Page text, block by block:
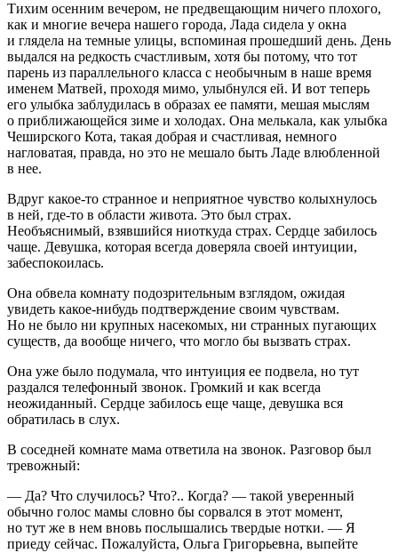
Тихим осенним вечером, не предвещающим ничего плохого,
как и многие вечера нашего города, Лада сидела у окна
и глядела на темные улицы, вспоминая прошедший день. День
выдался на редкость счастливым, хотя бы потому, что тот
парень из параллельного класса с необычным в наше время
именем Матвей, проходя мимо, улыбнулся ей. И вот теперь
его улыбка заблудилась в образах ее памяти, мешая мыслям
о приближающейся зиме и холодах. Она мелькала, как улыбка
Чеширского Кота, такая добрая и счастливая, немного
нагловатая, правда, но это не мешало быть Ладе влюбленной
в нее.
Вдруг какое-то странное и неприятное чувство колыхнулось
в ней, где-то в области живота. Это был страх.
Необъяснимый, взявшийся ниоткуда страх. Сердце забилось
чаще. Девушка, которая всегда доверяла своей интуиции,
забеспокоилась.
Она обвела комнату подозрительным взглядом, ожидая
увидеть какое-нибудь подтверждение своим чувствам.
Но не было ни крупных насекомых, ни странных пугающих
существ, да вообще ничего, что могло бы вызвать страх.
Она уже было подумала, что интуиция ее подвела, но тут
раздался телефонный звонок. Громкий и как всегда
неожиданный. Сердце забилось еще чаще, девушка вся
обратилась в слух.
В соседней комнате мама ответила на звонок. Разговор был
тревожный:
— Да? Что случилось? Что?.. Когда? — такой уверенный
обычно голос мамы словно бы сорвался в этот момент,
но тут же в нем вновь послышались твердые нотки. — Я
приеду сейчас. Пожалуйста, Ольга Григорьевна, выпейте